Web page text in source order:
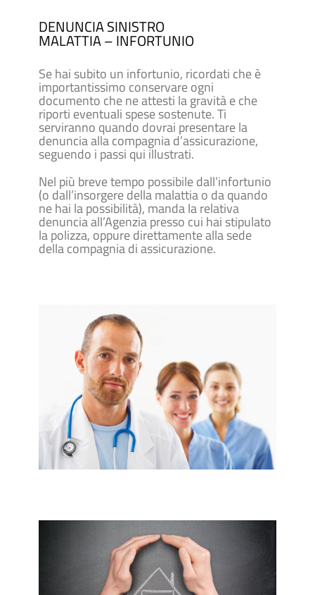
DENUNCIA SINISTRO
MALATTIA – INFORTUNIO
Se hai subito un infortunio, ricordati che è
importantissimo conservare ogni
documento che ne attesti la gravità e che
riporti eventuali spese sostenute. Ti
serviranno quando dovrai presentare la
denuncia alla compagnia d’assicurazione,
seguendo i passi qui illustrati.
Nel più breve tempo possibile dall’infortunio
(o dall’insorgere della malattia o da quando
ne hai la possibilità), manda la relativa
denuncia all’Agenzia presso cui hai stipulato
la polizza, oppure direttamente alla sede
della compagnia di assicurazione.